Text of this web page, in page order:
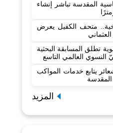
المقدسة تباشر إنشاء
متحف الكفيل يعرض
تطلق المسابقة البحثية
النسوي العالمي التاسع
يتابع خدمات المواكب
المقدسة
المزيد